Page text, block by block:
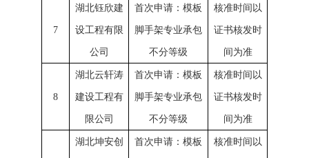
7
湖北钰欣建
设工程有限
公司
首次申请：模板
脚手架专业承包
不分等级
核准时间以
证书核发时
间为准
8
湖北云轩涛
建设工程有
限公司
首次申请：模板
脚手架专业承包
不分等级
核准时间以
证书核发时
间为准
湖北坤安创 首次申请：模板 核准时间以